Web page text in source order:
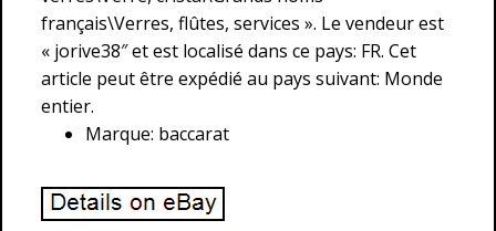
français\Verres, flûtes, services ». Le vendeur est
« jorive38″ et est localisé dans ce pays: FR. Cet
article peut être expédié au pays suivant: Monde
entier.
Marque: baccarat